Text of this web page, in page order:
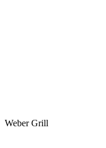
Weber Grill